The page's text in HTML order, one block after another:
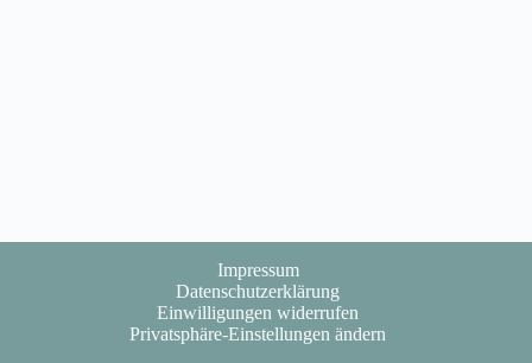
Impressum
Datenschutzerklärung
Einwilligungen widerrufen
Privatsphäre-Einstellungen ändern